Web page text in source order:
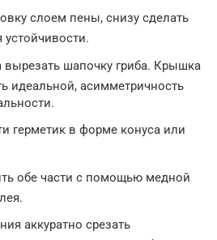
слоем пены, снизу сделать
вырезать шапочку гриба. Крышка
идеальной, асимметричность
герметик в форме конуса или
обе части с помощью медной
аккуратно срезать